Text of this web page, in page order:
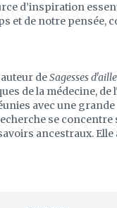
d’inspi­ration
et de notre pensée,
deSagesses
de la médecine,
avec une
se
ancestraux. Elle